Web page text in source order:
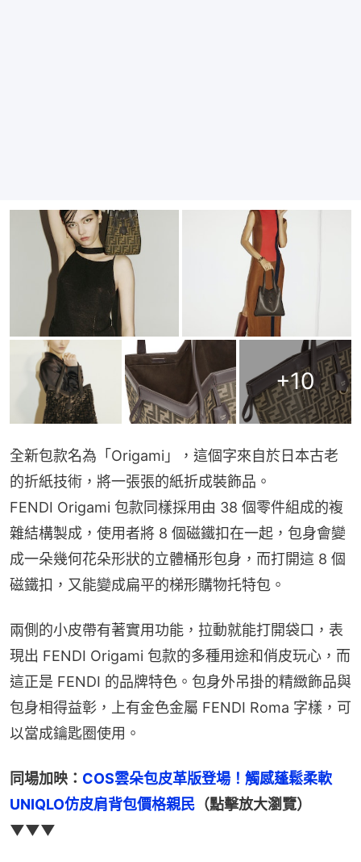
+10
全新包款名為「Origami」，這個字來自於日本古老
的折紙技術，將一張張的紙折成裝飾品。
FENDI Origami 包款同樣採用由 38 個零件組成的複
雜結構製成，使用者將 8 個磁鐵扣在一起，包身會變
成一朵幾何花朵形狀的立體桶形包身，而打開這 8 個
磁鐵扣，又能變成扁平的梯形購物托特包。
兩側的小皮帶有著實用功能，拉動就能打開袋口，表
現出 FENDI Origami 包款的多種用途和俏皮玩心，而
這正是 FENDI 的品牌特色。包身外吊掛的精緻飾品與
包身相得益彰，上有金色金屬 FENDI Roma 字樣，可
以當成鑰匙圈使用。
同場加映： COS雲朵包皮革版登場！觸感蓬鬆柔軟
UNIQLO仿皮肩背包價格親民 （點擊放大瀏覽）
▼▼▼